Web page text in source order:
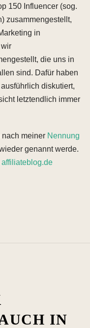
150 Influencer (sog.
zusammengestellt,
in
die uns in
sind. Dafür haben
diskutiert,
letztendlich immer
nach meiner Nennung
genannt werde.
affiliateblog.de
UCH IN